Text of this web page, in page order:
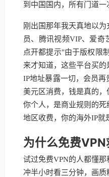
到中国国内，所有门道一
刚出国那年我天真地以
员、腾讯视频VIP、爱奇
点开都提示"由于版权限
来才知道，这些平台买的
IP地址暴露一切，会员
美元区消费，钱是真的
你个人，是商业规则的
地区收费，你的海外IP就
为什么免费
试过免费VPN的人都懂
冲半小时看三分钟，画